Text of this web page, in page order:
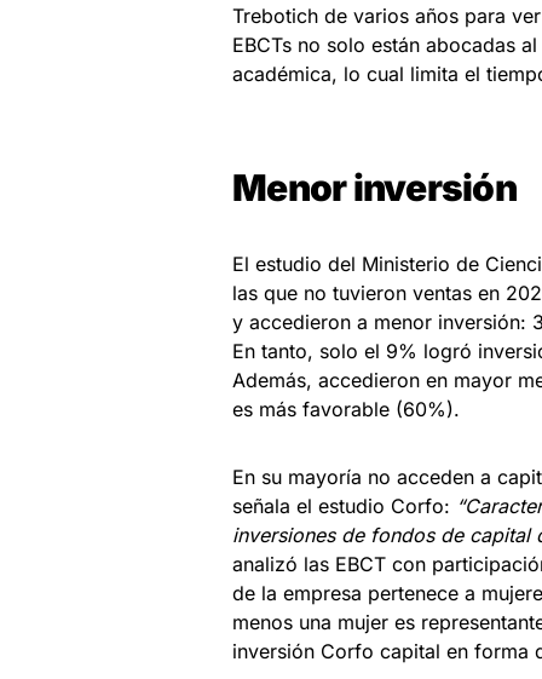
Trebotich de varios años para
EBCTs no solo están abocadas
académica, lo cual limita el
Menor inversión
El estudio del Ministerio de
las que no tuvieron ventas en
y accedieron a menor inversión:
En tanto, solo el 9% logró
Además, accedieron en mayor
es más favorable (60%).
En su mayoría no acceden a
señala el estudio Corfo:
inversiones de fondos de capital
analizó las EBCT con
de la empresa pertenece a
menos una mujer es
inversión Corfo capital en forma